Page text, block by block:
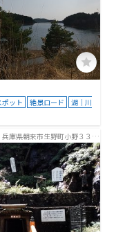
ット 絶景ロード
湖｜川
兵庫県朝来市生野町小野３３
−５